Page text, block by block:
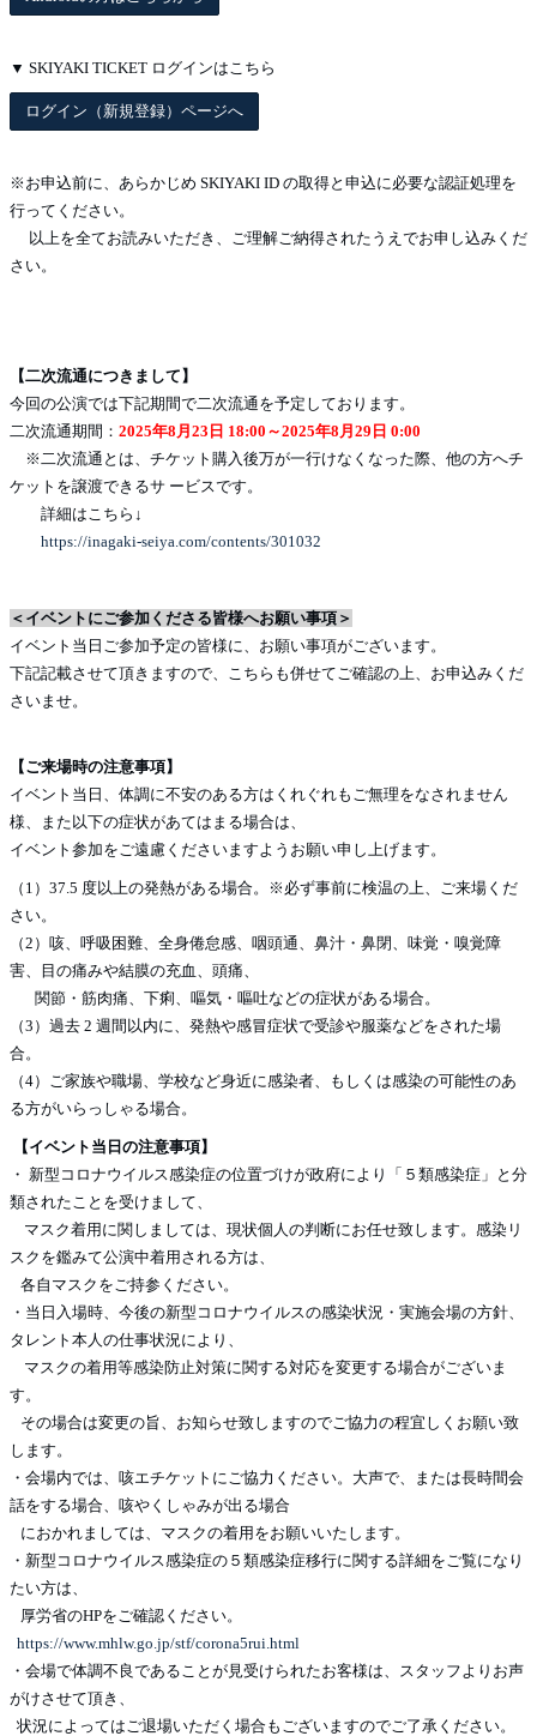
▼ SKIYAKI TICKET ログインはこちら
ログイン（新規登録）ページへ
※お申込前に、あらかじめ SKIYAKI ID の取得と申込に必要な認証処理を
行ってください。
以上を全てお読みいただき、ご理解ご納得されたうえでお申し込みくだ
さい。
【二次流通につきまして】
今回の公演では下記期間で二次流通を予定しております。
二次流通期間： 2025年8月23日 18:00～2025年8月29日 0:00
※二次流通とは、チケット購入後万が一行けなくなった際、他の方へチ
ケットを譲渡できるサ ービスです。
詳細はこちら↓
https://inagaki-seiya.com/contents/301032
＜イベントにご参加くださる皆様へお願い事項＞
イベント当日ご参加予定の皆様に、お願い事項がございます。
下記記載させて頂きますので、こちらも併せてご確認の上、お申込みくだ
さいませ。
【ご来場時の注意事項】
イベント当日、体調に不安のある方はくれぐれもご無理をなされません
様、また以下の症状があてはまる場合は、
イベント参加をご遠慮くださいますようお願い申し上げます。
（1）37.5 度以上の発熱がある場合。※必ず事前に検温の上、ご来場くだ
さい。
（2）咳、呼吸困難、全身倦怠感、咽頭通、鼻汁・鼻閉、味覚・嗅覚障
害、目の痛みや結膜の充血、頭痛、
関節・筋肉痛、下痢、嘔気・嘔吐などの症状がある場合。
（3）過去 2 週間以内に、発熱や感冒症状で受診や服薬などをされた場
合。
（4）ご家族や職場、学校など身近に感染者、もしくは感染の可能性のあ
る方がいらっしゃる場合。
【イベント当日の注意事項】
・ 新型コロナウイルス感染症の位置づけが政府により「５類感染症」と分
類されたことを受けまして、
マスク着用に関しましては、現状個人の判断にお任せ致します。感染リ
スクを鑑みて公演中着用される方は、
各自マスクをご持参ください。
・当日入場時、今後の新型コロナウイルスの感染状況・実施会場の方針、
タレント本人の仕事状況により、
マスクの着用等感染防止対策に関する対応を変更する場合がございま
す。
その場合は変更の旨、お知らせ致しますのでご協力の程宜しくお願い致
します。
・会場内では、咳エチケットにご協力ください。大声で、または長時間会
話をする場合、咳やくしゃみが出る場合
におかれましては、マスクの着用をお願いいたします。
・新型コロナウイルス感染症の５類感染症移行に関する詳細をご覧になり
たい方は、
厚労省のHPをご確認ください。
https://www.mhlw.go.jp/stf/corona5rui.html
・会場で体調不良であることが見受けられたお客様は、スタッフよりお声
がけさせて頂き、
状況によってはご退場いただく場合もございますのでご了承ください。